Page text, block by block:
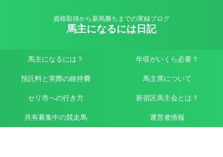
資格取得から新馬勝ちまでの実録ブログ
馬主になるには日記
馬主になるには？ 年収がいくら必要？
預託料と実際の維持費 馬主席について
セリ市への行き方 新宿区馬主会とは？
共有募集中の競走馬 運営者情報